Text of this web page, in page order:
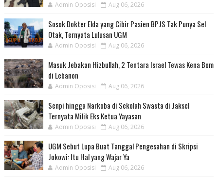
Admin Oposisi Aug 06, 2026
Sosok Dokter Elda yang Cibir Pasien BPJS Tak Punya Sel
Otak, Ternyata Lulusan UGM
Admin Oposisi Aug 06, 2026
Masuk Jebakan Hizbullah, 2 Tentara Israel Tewas Kena Bom
di Lebanon
Admin Oposisi Aug 06, 2026
Senpi hingga Narkoba di Sekolah Swasta di Jaksel
Ternyata Milik Eks Ketua Yayasan
Admin Oposisi Aug 06, 2026
UGM Sebut Lupa Buat Tanggal Pengesahan di Skripsi
Jokowi: Itu Hal yang Wajar Ya
Admin Oposisi Aug 06, 2026